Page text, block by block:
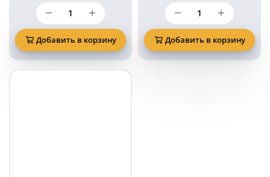
Количество
товара
Проблесковая
люстра
светодиодная
четырехсторонняя
оранжевая
Добавить в корзину
Количество
товара
Проблесковая
люстра
светодиодная
четырехсторонняя
Добавить в корзину